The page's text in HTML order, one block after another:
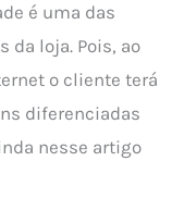
é uma das
da loja. Pois, ao
o cliente terá
diferenciadas
nesse artigo